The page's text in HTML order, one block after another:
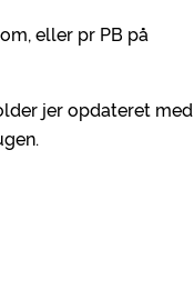
eller pr PB på
jer opdateret med